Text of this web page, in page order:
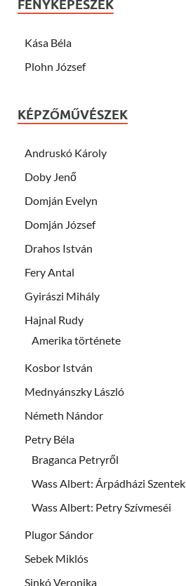
FÉNYKÉPÉSZEK
Kása Béla
Plohn József
KÉPZŐMŰVÉSZEK
Andruskó Károly
Doby Jenő
Domján Evelyn
Domján József
Drahos István
Fery Antal
Gyirászi Mihály
Hajnal Rudy
Amerika története
Kosbor István
Mednyánszky László
Németh Nándor
Petry Béla
Braganca Petryről
Wass Albert: Árpádházi Szentek
Wass Albert: Petry Szívmeséi
Plugor Sándor
Sebek Miklós
Sinkó Veronika